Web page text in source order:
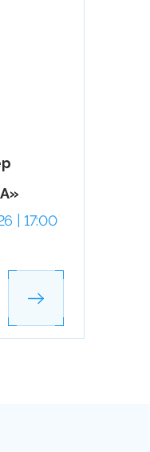
| 17:00